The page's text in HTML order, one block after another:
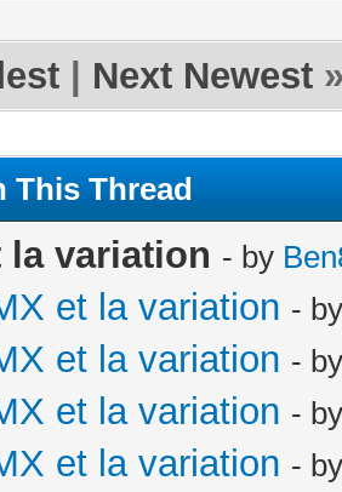
Next Newest
This Thread
la variation - by
et la variation -
et la variation -
et la variation -
et la variation -